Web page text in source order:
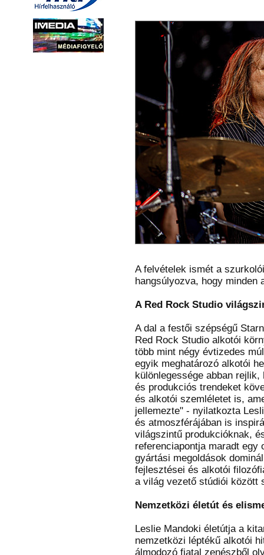
A felvételek ismét a
hangsúlyozva, hogy minden
A Red Rock Studio
A dal a festői szépségű
Red Rock Studio alkotói
több mint négy évtizedes
egyik meghatározó alkotói
különlegessége abban
és produkciós trendeket
és alkotói szemléletet is,
jellemezte" - nyilatkozta
és atmoszférájában is
világszintű produkcióknak,
referenciapontja maradt
gyártási megoldások
fejlesztései és alkotói
a világ vezető stúdiói között
Nemzetközi életút és
Leslie Mandoki életútja a
nemzetközi léptékű alkotói
álmodozó fiatal zenészből